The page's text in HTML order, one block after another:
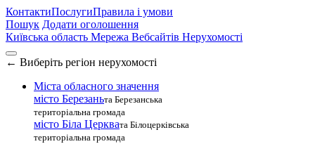
КонтактиПослугиПравила і умови
Пошук Додати оголошення
Київська область Мережа Вебсайтів Нерухомості
← Виберіть регіон нерухомості
Міста обласного значення
місто Березаньта Березанська
територіальна громада
місто Біла Церквата Білоцерківська
територіальна громада